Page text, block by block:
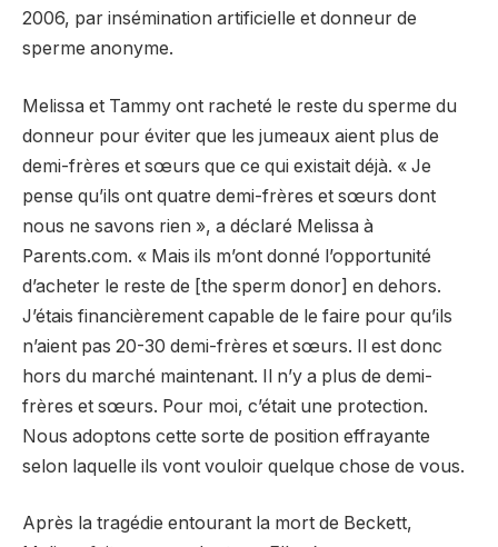
2006, par insémination artificielle et donneur de
sperme anonyme.
Melissa et Tammy ont racheté le reste du sperme du
donneur pour éviter que les jumeaux aient plus de
demi-frères et sœurs que ce qui existait déjà. « Je
pense qu’ils ont quatre demi-frères et sœurs dont
nous ne savons rien », a déclaré Melissa à
Parents.com. « Mais ils m’ont donné l’opportunité
d’acheter le reste de [the sperm donor] en dehors.
J’étais financièrement capable de le faire pour qu’ils
n’aient pas 20-30 demi-frères et sœurs. Il est donc
hors du marché maintenant. Il n’y a plus de demi-
frères et sœurs. Pour moi, c’était une protection.
Nous adoptons cette sorte de position effrayante
selon laquelle ils vont vouloir quelque chose de vous.
Après la tragédie entourant la mort de Beckett,